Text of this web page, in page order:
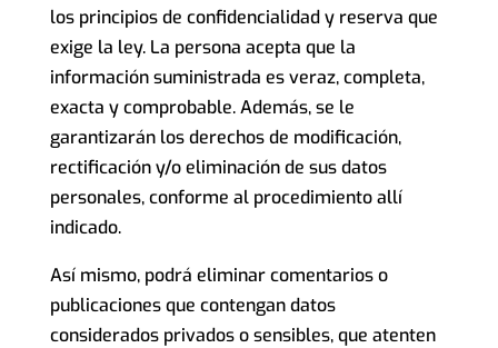
los principios de confidencialidad y reserva que
exige la ley. La persona acepta que la
información suministrada es veraz, completa,
exacta y comprobable. Además, se le
garantizarán los derechos de modificación,
rectificación y/o eliminación de sus datos
personales, conforme al procedimiento allí
indicado.
Así mismo, podrá eliminar comentarios o
publicaciones que contengan datos
considerados privados o sensibles, que atenten